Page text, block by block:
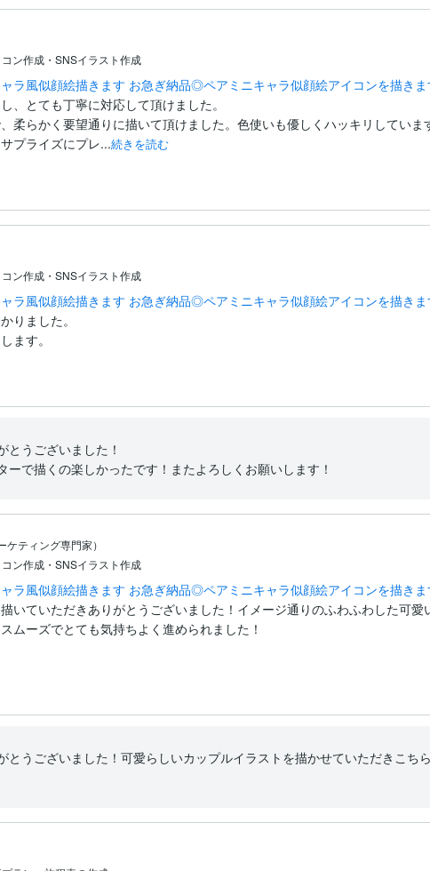
ン作成・SNSイラスト作成
ラ風似顔絵描きます お急ぎ納品◎ペアミニキャラ似顔絵アイコンを描き
、とても丁寧に対応して頂けました。
柔らかく要望通りに描いて頂けました。色使いも優しくハッキリしていま
プライズにプレ...続きを読む
ン作成・SNSイラスト作成
ラ風似顔絵描きます お急ぎ納品◎ペアミニキャラ似顔絵アイコンを描き
りました。
ます。
とうございました！
ーで描くの楽しかったです！またよろしくお願いします！
ティング専門家）
ン作成・SNSイラスト作成
ラ風似顔絵描きます お急ぎ納品◎ペアミニキャラ似顔絵アイコンを描き
いていただきありがとうございました！イメージ通りのふわふわした可
ムーズでとても気持ちよく進められました！
とうございました！可愛らしいカップルイラストを描かせていただきこち